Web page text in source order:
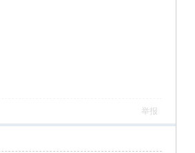
举报